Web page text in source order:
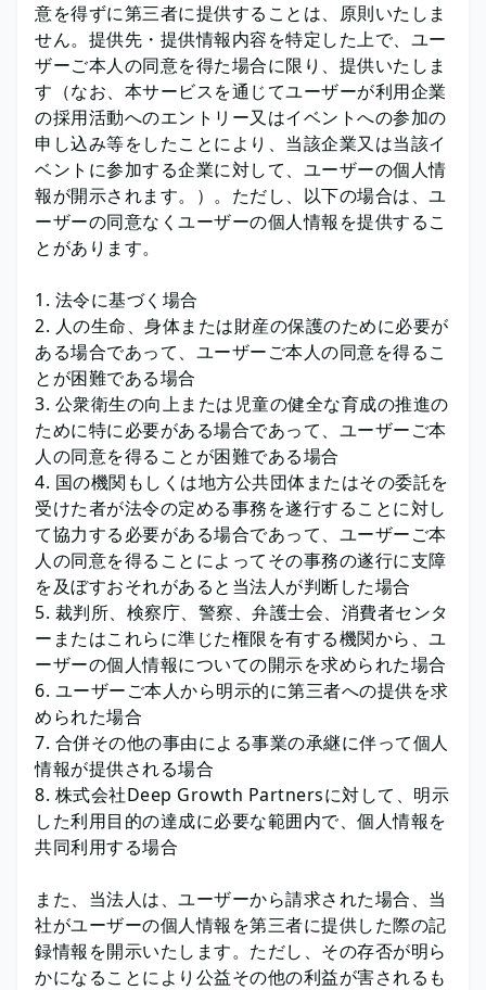
意を得ずに第三者に提供することは、原則いたしま
せん。提供先・提供情報内容を特定した上で、ユー
ザーご本人の同意を得た場合に限り、提供いたしま
す（なお、本サービスを通じてユーザーが利用企業
の採用活動へのエントリー又はイベントへの参加の
申し込み等をしたことにより、当該企業又は当該イ
ベントに参加する企業に対して、ユーザーの個人情
報が開示されます。）。ただし、以下の場合は、ユ
ーザーの同意なくユーザーの個人情報を提供するこ
とがあります。
法令に基づく場合
人の生命、身体または財産の保護のために必要が
ある場合であって、ユーザーご本人の同意を得るこ
とが困難である場合
公衆衛生の向上または児童の健全な育成の推進の
ために特に必要がある場合であって、ユーザーご本
人の同意を得ることが困難である場合
国の機関もしくは地方公共団体またはその委託を
受けた者が法令の定める事務を遂行することに対し
て協力する必要がある場合であって、ユーザーご本
人の同意を得ることによってその事務の遂行に支障
を及ぼすおそれがあると当法人が判断した場合
裁判所、検察庁、警察、弁護士会、消費者センタ
ーまたはこれらに準じた権限を有する機関から、ユ
ーザーの個人情報についての開示を求められた場合
ユーザーご本人から明示的に第三者への提供を求
められた場合
合併その他の事由による事業の承継に伴って個人
情報が提供される場合
株式会社Deep Growth Partnersに対して、明示
した利用目的の達成に必要な範囲内で、個人情報を
共同利用する場合
また、当法人は、ユーザーから請求された場合、当
社がユーザーの個人情報を第三者に提供した際の記
録情報を開示いたします。ただし、その存否が明ら
かになることにより公益その他の利益が害されるも